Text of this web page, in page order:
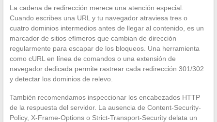
La cadena de redirección merece una atención especial.
Cuando escribes una URL y tu navegador atraviesa tres o
cuatro dominios intermedios antes de llegar al contenido, es un
marcador de sitios efímeros que cambian de dirección
regularmente para escapar de los bloqueos. Una herramienta
como cURL en línea de comandos o una extensión de
navegador dedicada permite rastrear cada redirección 301/302
y detectar los dominios de relevo.
También recomendamos inspeccionar los encabezados HTTP
de la respuesta del servidor. La ausencia de Content-Security-
Policy, X-Frame-Options o Strict-Transport-Security delata un